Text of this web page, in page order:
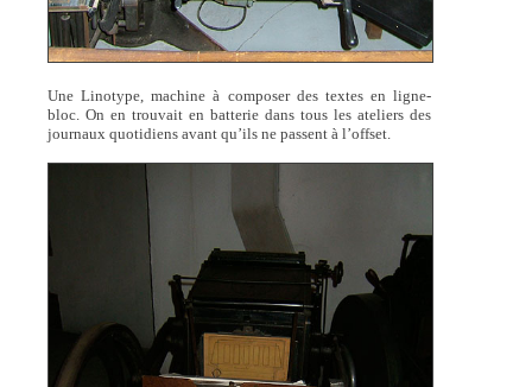
Une Linotype, machine à composer des textes en ligne-
bloc. On en trouvait en batterie dans tous les ateliers des
journaux quotidiens avant qu’ils ne passent à l’offset.